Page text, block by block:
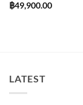
฿49,900.00
LATEST